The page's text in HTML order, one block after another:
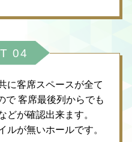
04
に客席スペースが全て
で客席最後列からでも
どが確認出来ます。
ルが無いホールです。